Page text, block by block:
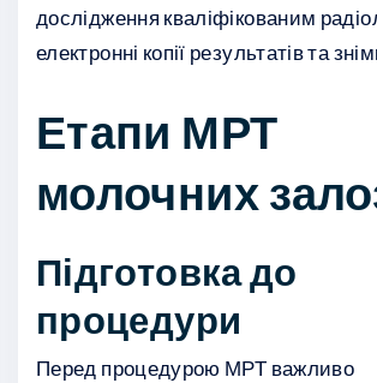
дослідження кваліфікованим
електронні копії результатів та
Етапи МРТ
молочних
Підготовка до
процедури
Перед процедурою МРТ важливо